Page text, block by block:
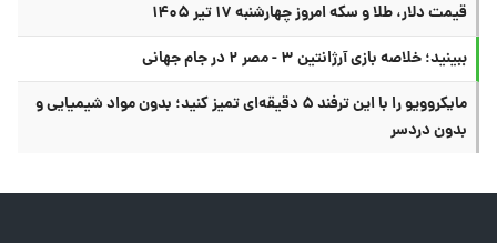
قیمت دلار، طلا و سکه امروز چهارشنبه ۱۷ تیر ۱۴۰۵
ببینید؛ خلاصه بازی آرژانتین ۳ - مصر ۲ در جام جهانی
مایکروویو را با این ترفند ۵ دقیقه‌ای تمیز کنید؛ بدون مواد شیمیایی و
بدون دردسر